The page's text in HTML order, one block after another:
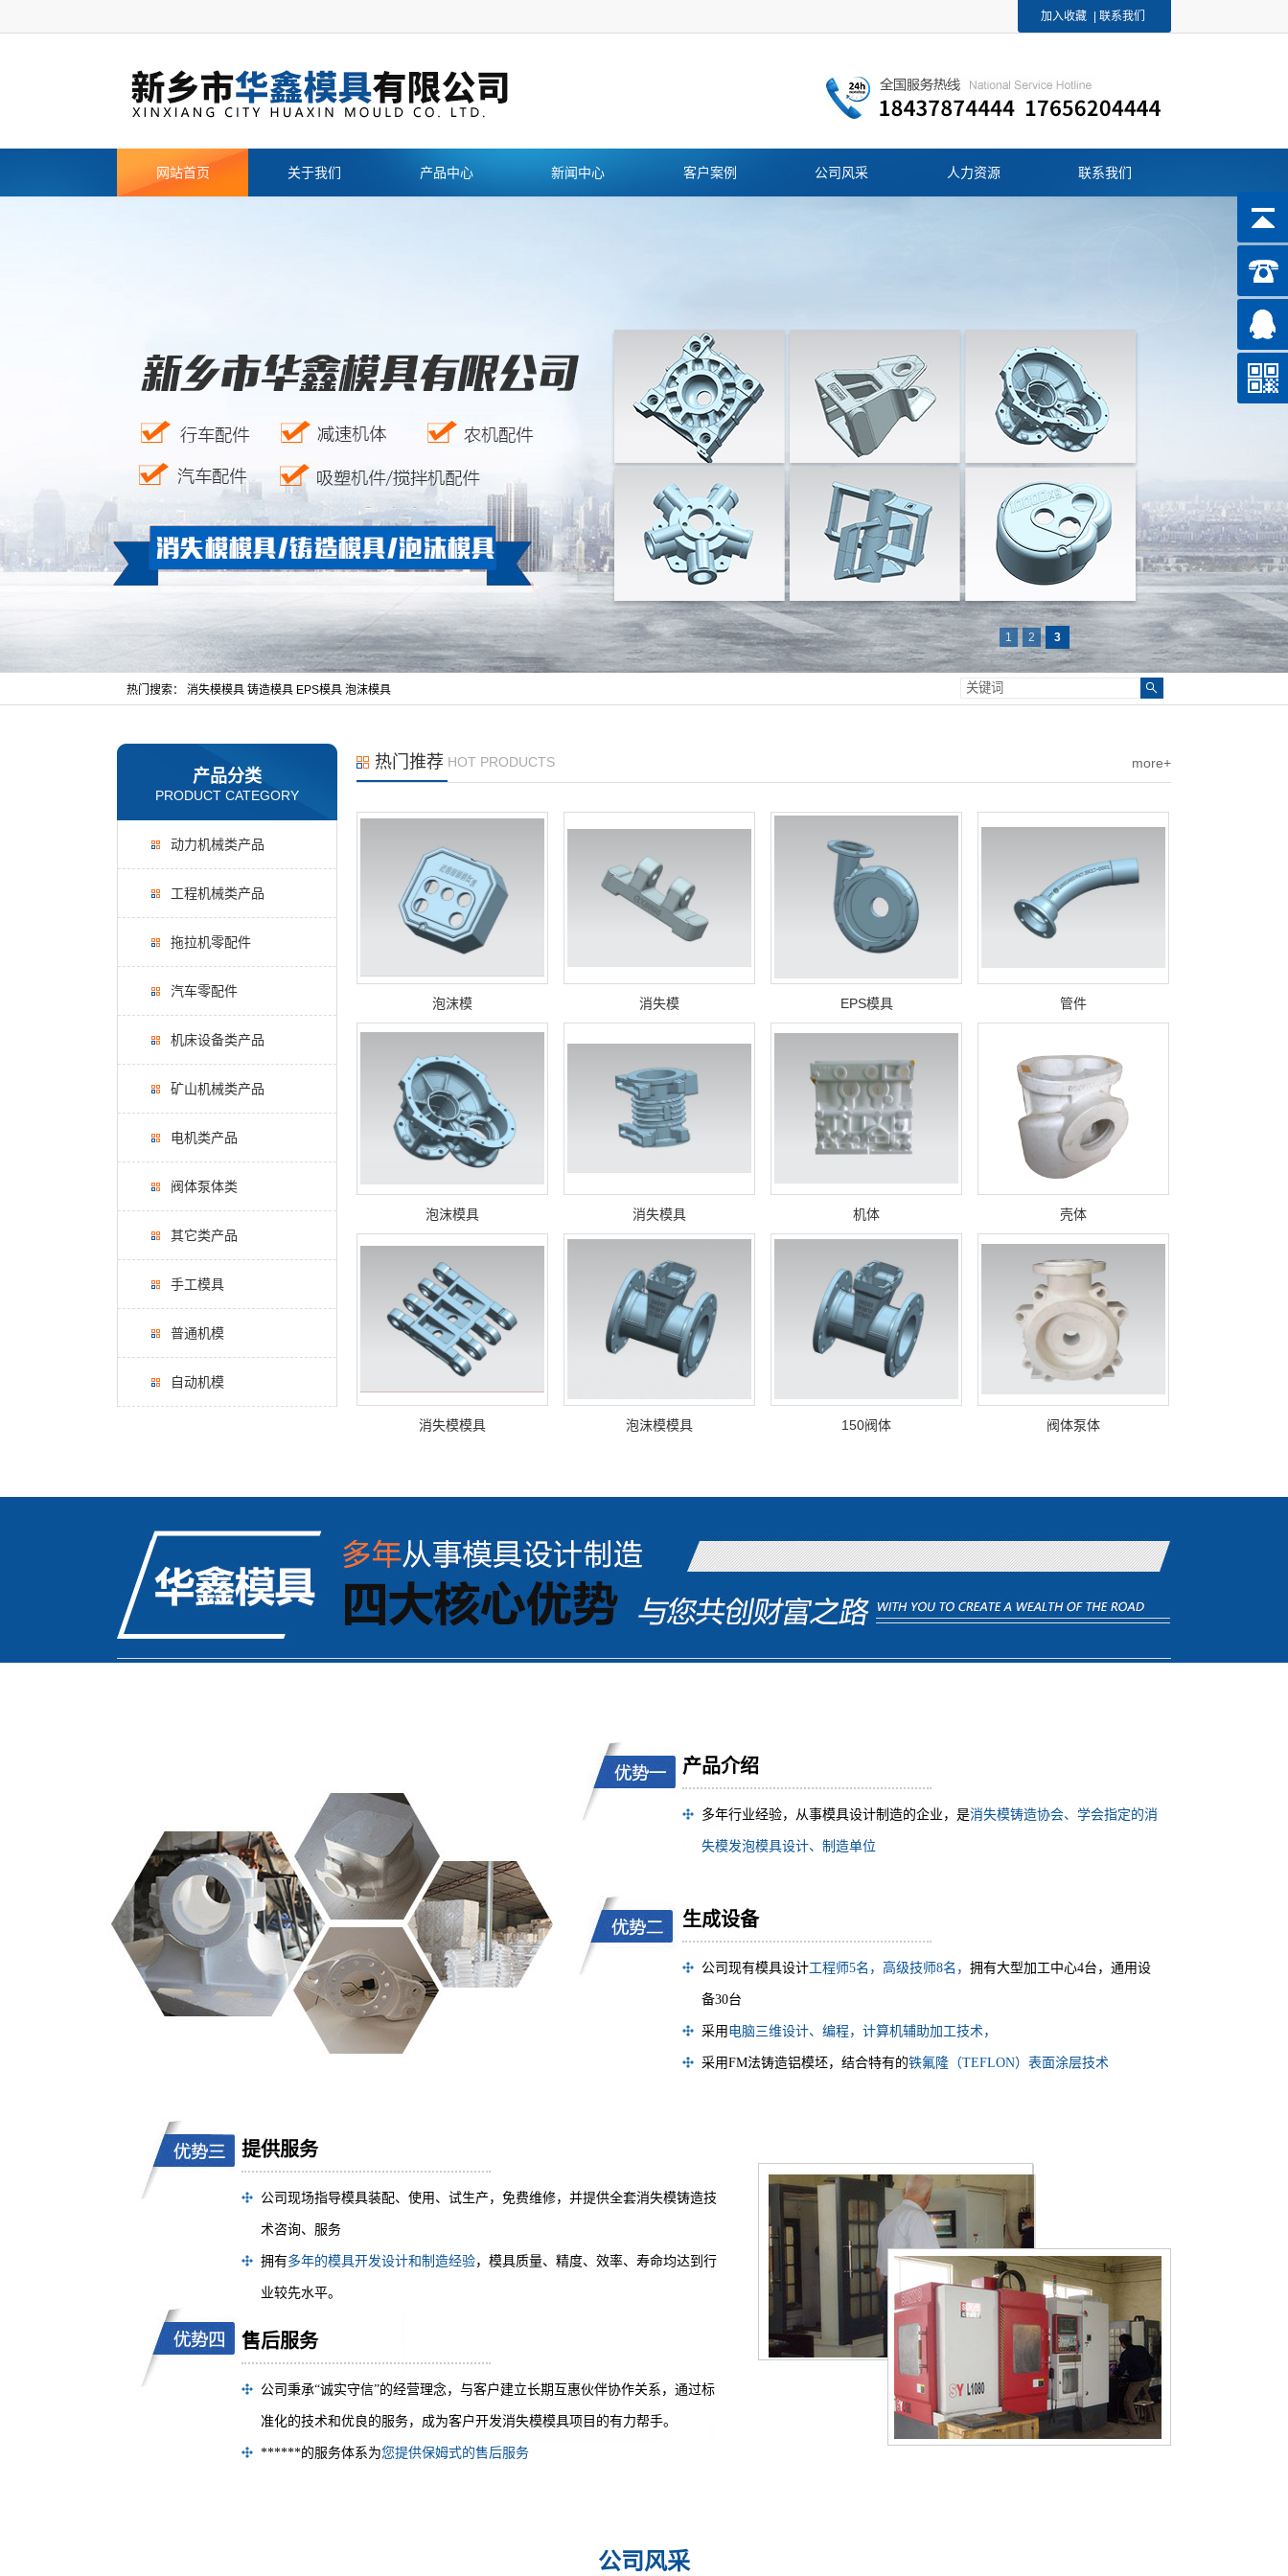
加入收藏 联系我们
网站首页 关于我们 产品中心 新闻中心 客户案例 公司风采 人力资源 联系我们
1 2 3
热门搜索： 消失模模具 铸造模具 EPS模具 泡沫模具
产品分类
PRODUCT CATEGORY
动力机械类产品
工程机械类产品
拖拉机零配件
汽车零配件
机床设备类产品
矿山机械类产品
电机类产品
阀体泵体类
其它类产品
手工模具
普通机模
自动机模
more+
热门推荐 HOT PRODUCTS
泡沫模 消失模 EPS模具 管件
泡沫模具 消失模具 机体 壳体
消失模模具 泡沫模模具 150阀体 阀体泵体
产品介绍
多年行业经验，从事模具设计制造的企业，是消失模铸造协会、学会指定的消
失模发泡模具设计、制造单位
生成设备
公司现有模具设计工程师5名，高级技师8名， 拥有大型加工中心4台，通用设
备30台
采用 电脑三维设计、编程，计算机辅助加工技术，
采用FM法铸造铝模坯，结合特有的铁氟隆（TEFLON）表面涂层技术
提供服务
公司现场指导模具装配、使用、试生产，免费维修，并提供全套消失模铸造技
术咨询、服务
拥有多年的模具开发设计和制造经验，模具质量、精度、效率、寿命均达到行
业较先水平。
售后服务
公司秉承“诚实守信”的经营理念，与客户建立长期互惠伙伴协作关系，通过标
准化的技术和优良的服务，成为客户开发消失模模具项目的有力帮手。
******的服务体系为您提供保姆式的售后服务
公司风采